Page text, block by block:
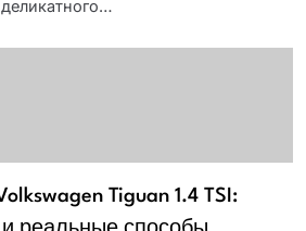
Tiguan 1.4 TSI: